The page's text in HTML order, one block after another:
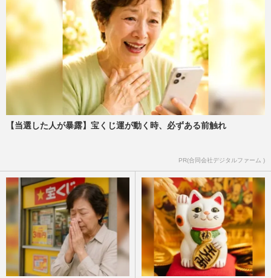
【当選した人が暴露】宝くじ運が動く時、必ずある前触れ
PR(合同会社デジタルファーム )